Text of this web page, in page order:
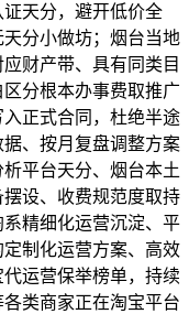
天分，避开低价全
分小做坊；烟台当地
财产带、具有同类目
分根本办事费取推广
正式合同，杜绝半途
、按月复盘调整方案
平台天分、烟台本土
设、收费规范度取持
精细化运营沉淀、平
制化运营方案、高效
运营保举榜单，持续
类商家正在淘宝平台